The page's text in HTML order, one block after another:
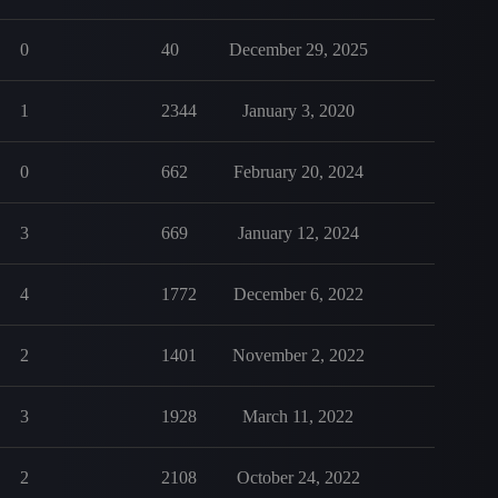
0 40 December 29, 2025
1 2344 January 3, 2020
0 662 February 20, 2024
3 669 January 12, 2024
4 1772 December 6, 2022
2 1401 November 2, 2022
3 1928 March 11, 2022
2 2108 October 24, 2022